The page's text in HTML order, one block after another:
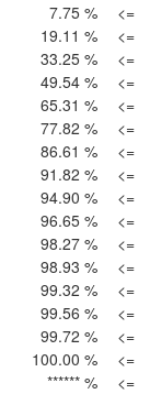
7.75 %
19.11 %
33.25 %
49.54 %
65.31 %
77.82 %
86.61 %
91.82 %
94.90 %
96.65 %
98.27 %
98.93 %
99.32 %
99.56 %
99.72 %
100.00 %
****** %
<=
<=
<=
<=
<=
<=
<=
<=
<=
<=
<=
<=
<=
<=
<=
<=
<=